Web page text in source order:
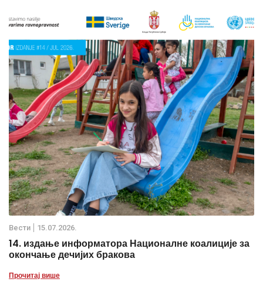
Вести 15.07.2026.
14. издање информатора Националне коалиције за
окончање дечијих бракова
Прочитај више